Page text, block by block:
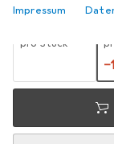
Impressum
1 Stück
pro Stück
−